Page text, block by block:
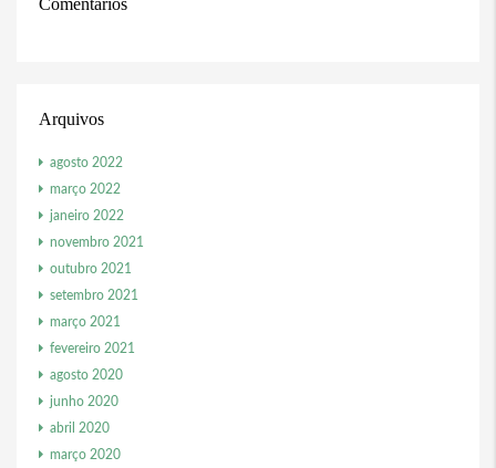
Comentários
Arquivos
agosto 2022
março 2022
janeiro 2022
novembro 2021
outubro 2021
setembro 2021
março 2021
fevereiro 2021
agosto 2020
junho 2020
abril 2020
março 2020